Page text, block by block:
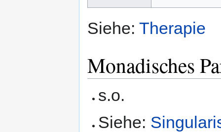
Siehe: Therapie
Monadisches
s.o.
Siehe: